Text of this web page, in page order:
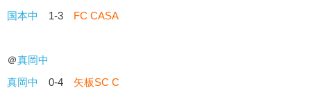
国本中
1-3 FC CASA
＠真岡中
真岡中
0-4 矢板SC C